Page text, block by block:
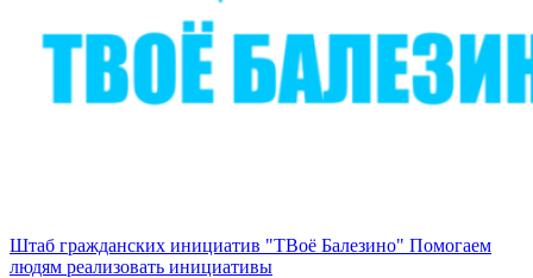
Штаб гражданских инициатив "ТВоё Балезино" Помогаем
людям реализовать инициативы